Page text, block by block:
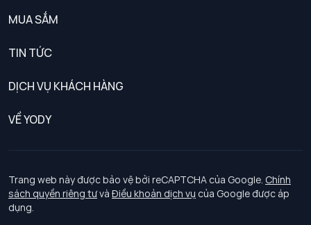
MUA SẮM
TIN TỨC
DỊCH VỤ KHÁCH HÀNG
Chính sách khách hàng thân thiết
Chính sách bảo vệ dữ liệu cá nhân
Chính sách thanh toán, giao nhận
VỀ YODY
Tuyển dụng
Trang web này được bảo vệ bởi reCAPTCHA của Google. Chính
sách quyền riêng tưvà Điều khoản dịch vụ của Google được áp
dụng.